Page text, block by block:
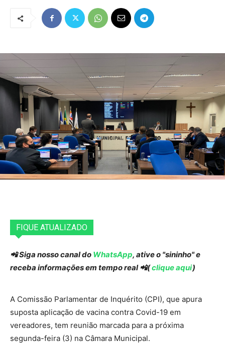
FIQUE ATUALIZADO
📲 Siga nosso canal do WhatsApp, ative o "sininho" e
receba informações em tempo real 📲(clique aqui)
A Comissão Parlamentar de Inquérito (CPI), que apura
suposta aplicação de vacina contra Covid-19 em
vereadores, tem reunião marcada para a próxima
segunda-feira (3) na Câmara Municipal.